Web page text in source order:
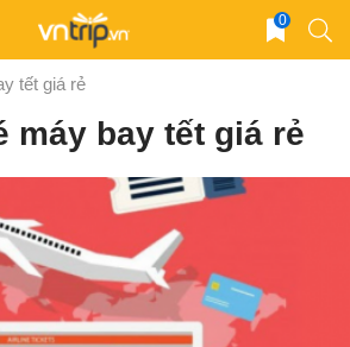
0
tết giá rẻ
máy bay tết giá rẻ